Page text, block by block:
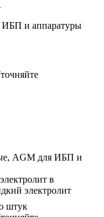
и аппаратуры
AGM для ИБП и
в
электролит
штук